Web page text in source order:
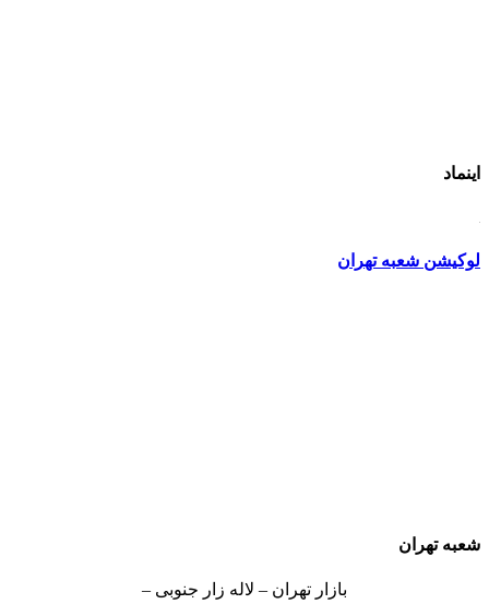
اینماد
لوکیشن شعبه تهران
شعبه تهران
بازار تهران – لاله زار جنوبی –